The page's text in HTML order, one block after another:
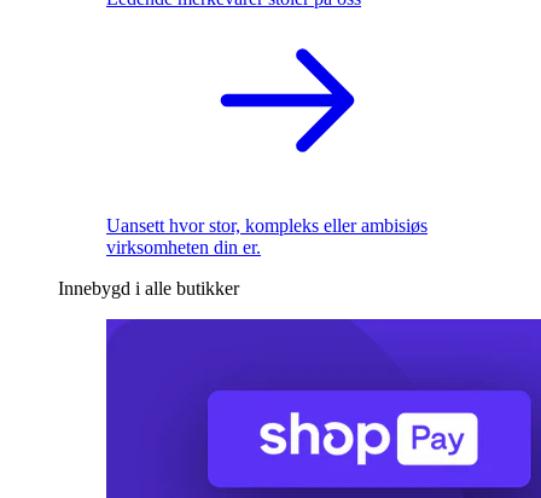
Uansett hvor stor, kompleks eller ambisiøs
virksomheten din er.
Innebygd i alle butikker